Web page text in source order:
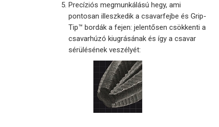
Precíziós megmunkálású hegy, ami
pontosan illeszkedik a csavarfejbe és Grip-
Tip™ bordák a fejen: jelentősen csökkenti a
csavarhúzó kiugrásának és így a csavar
sérülésének veszélyét: